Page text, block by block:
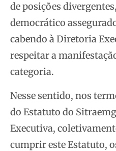
de posições
democrático
cabendo à Diretoria
respeitar a
categoria.
Nesse sentido, nos
do Estatuto do
Executiva,
cumprir este Estatuto,